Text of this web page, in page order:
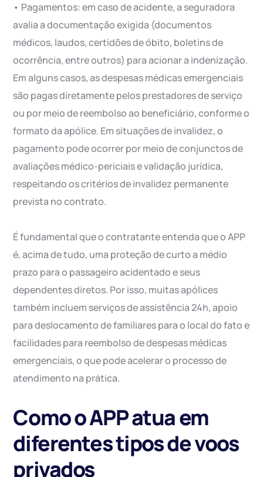
• Pagamentos: em caso de acidente, a seguradora
avalia a documentação exigida (documentos
médicos, laudos, certidões de óbito, boletins de
ocorrência, entre outros) para acionar a indenização.
Em alguns casos, as despesas médicas emergenciais
são pagas diretamente pelos prestadores de serviço
ou por meio de reembolso ao beneficiário, conforme o
formato da apólice. Em situações de invalidez, o
pagamento pode ocorrer por meio de conjunctos de
avaliações médico-periciais e validação jurídica,
respeitando os critérios de invalidez permanente
prevista no contrato.
É fundamental que o contratante entenda que o APP
é, acima de tudo, uma proteção de curto a médio
prazo para o passageiro acidentado e seus
dependentes diretos. Por isso, muitas apólices
também incluem serviços de assistência 24h, apoio
para deslocamento de familiares para o local do fato e
facilidades para reembolso de despesas médicas
emergenciais, o que pode acelerar o processo de
atendimento na prática.
Como o APP atua em
diferentes tipos de voos
privados